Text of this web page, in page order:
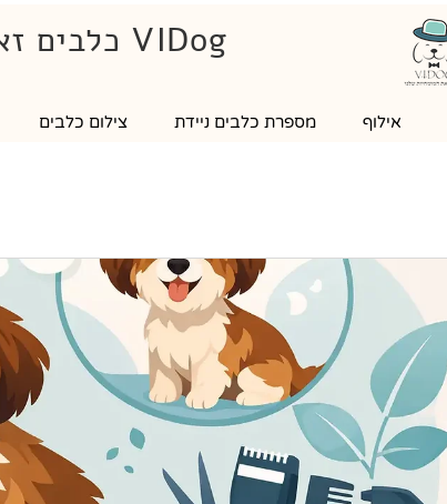
VIDog כלבים זאת המומחיות שלנו
אילוף מספרת כלבים ניידת צילום כלבים